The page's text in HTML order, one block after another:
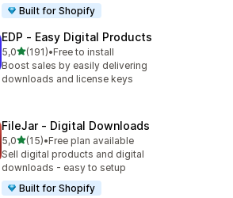
Built for Shopify
EDP ‑ Easy Digital Products
5,0av 5 stjerner
(191)
Totalt 191 omtaler
•Free to install
Boost sales by easily delivering
downloads and license keys
FileJar ‑ Digital Downloads
5,0av 5 stjerner
(15)
Totalt 15 omtaler
•Free plan available
Sell digital products and digital
downloads - easy to setup
Built for Shopify